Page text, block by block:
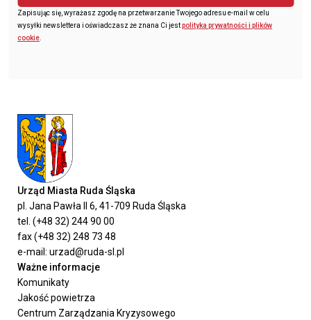
Zapisując się, wyrażasz zgodę na przetwarzanie Twojego adresu e-mail w celu
wysyłki newslettera i oświadczasz że znana Ci jestpolityka prywatności i plików
cookie
Urząd Miasta Ruda Śląska
pl. Jana Pawła II 6, 41-709 Ruda Śląska
tel. (+48 32) 244 90 00
fax (+48 32) 248 73 48
e-mail: urzad@ruda-sl.pl
Ważne informacje
Komunikaty
Jakość powietrza
Centrum Zarządzania Kryzysowego